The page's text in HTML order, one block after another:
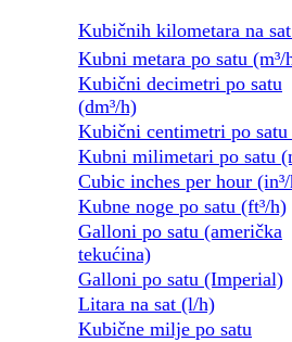
Kubičnih kilometara na
Kubni metara po satu (m³/
Kubični decimetri po satu
(dm³/h)
Kubični centimetri po satu
Kubni milimetari po satu
Cubic inches per hour
Kubne noge po satu (ft³/h)
Galloni po satu (američka
tekućina)
Galloni po satu (Imperial)
Litara na sat (l/h)
Kubične milje po satu